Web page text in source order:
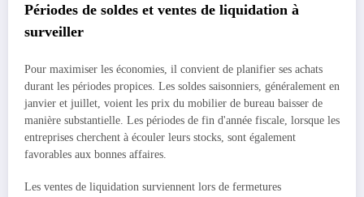
Périodes de soldes et ventes de liquidation à
surveiller
Pour maximiser les économies, il convient de planifier ses achats
durant les périodes propices. Les soldes saisonniers, généralement en
janvier et juillet, voient les prix du mobilier de bureau baisser de
manière substantielle. Les périodes de fin d'année fiscale, lorsque les
entreprises cherchent à écouler leurs stocks, sont également
favorables aux bonnes affaires.
Les ventes de liquidation surviennent lors de fermetures